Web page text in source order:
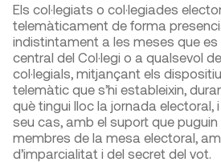
Els col·legiats o col·legiades
telemàticament de forma
indistintament a les meses que
central del Col·legi o a qualsevol
col·legials, mitjançant els
telemàtic que s’hi estableixin,
què tingui lloc la jornada electoral,
seu cas, amb el suport que
membres de la mesa electoral,
d’imparcialitat i del secret del vot.